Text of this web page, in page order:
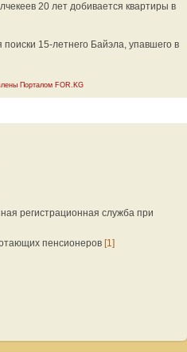
20 лет добивается квартиры в
15-летнего Байэла, упавшего в
Порталом FOR.KG
регистрационная служба при
пенсионеров [1]